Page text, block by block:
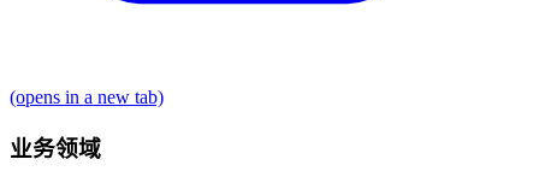
(opens in a new tab)
业务领域